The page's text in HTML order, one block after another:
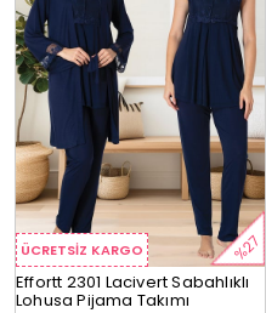
ÜCRETSIZ KARGO %27
Effortt 2301 Lacivert Sabahlıklı
Lohusa Pijama Takımı